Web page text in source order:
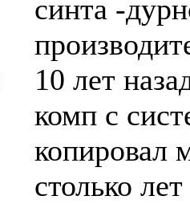
синта -
10 лет
комп с
копировал
столько